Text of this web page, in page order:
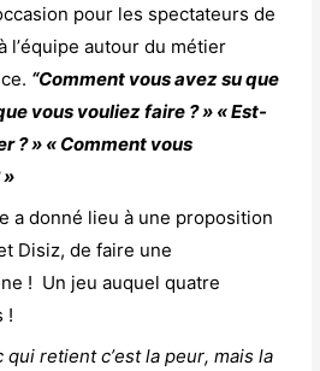
pour les spectateurs de
l’équipe autour du métier
“Comment vous avez su que
vous vouliez faire ? » « Est-
? » « Comment vous
»
a donné lieu à une proposition
Disiz, de faire une
! Un jeu auquel quatre
!
qui retient c’est la peur, mais la